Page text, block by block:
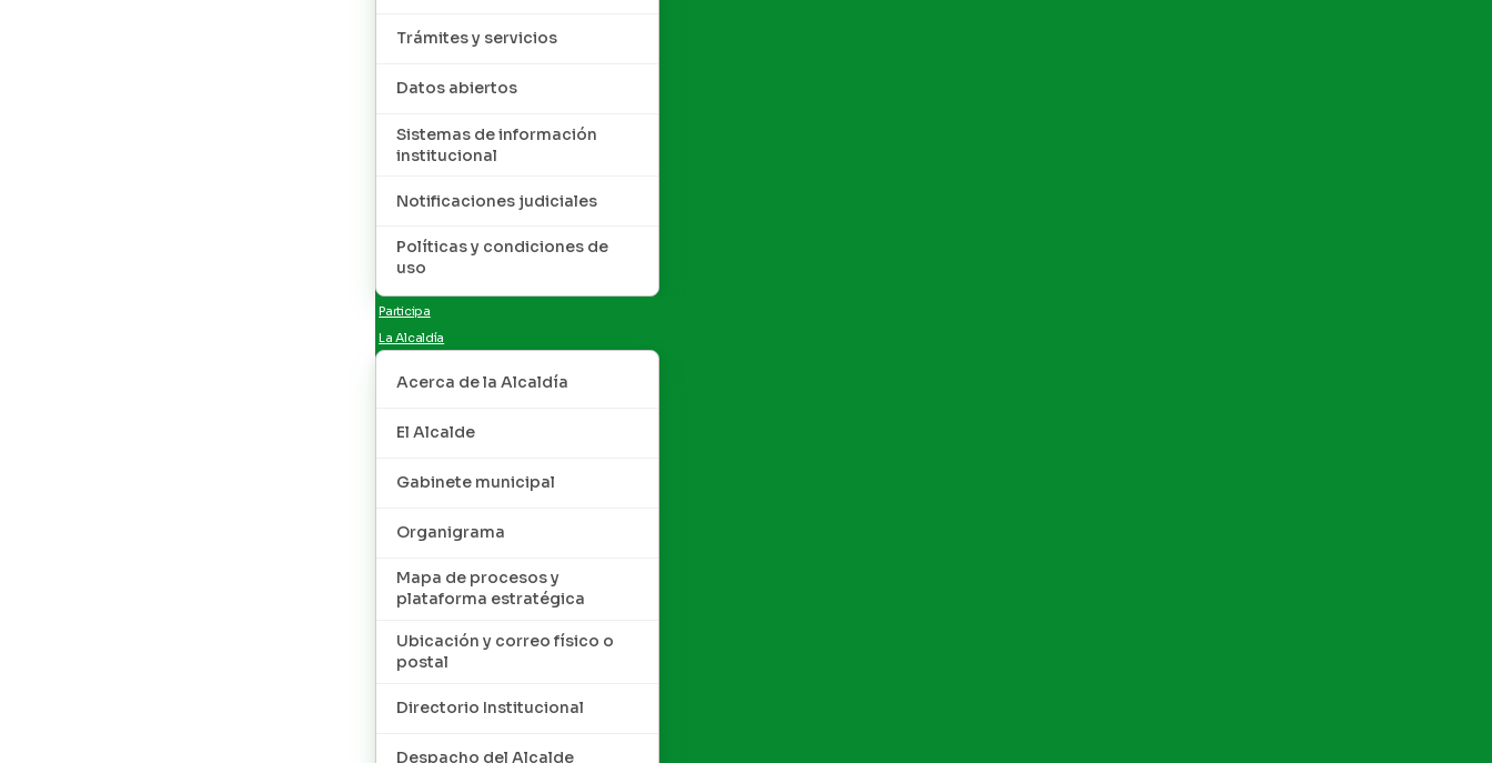
Trámites y servicios
Datos abiertos
Sistemas de información
institucional
Notificaciones judiciales
Políticas y condiciones de
uso
Participa
La Alcaldía
Acerca de la Alcaldía
El Alcalde
Gabinete municipal
Organigrama
Mapa de procesos y
plataforma estratégica
Ubicación y correo físico o
postal
Directorio Institucional
Despacho del Alcalde